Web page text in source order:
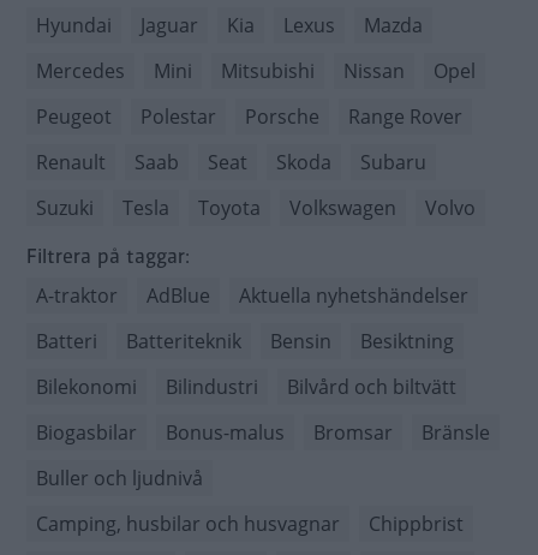
Hyundai
Jaguar Kia Lexus
Mazda
Mercedes
Mini Mitsubishi Nissan
Opel
Peugeot
Polestar Porsche
Range Rover
Renault
Saab Seat Skoda
Subaru
Suzuki
Tesla Toyota Volkswagen Volvo
Filtrera på taggar:
A-traktor AdBlue
Aktuella nyhetshändelser
Batteri
Batteriteknik Bensin
Besiktning
Bilekonomi
Bilindustri
Bilvård och biltvätt
Biogasbilar
Bonus-malus Bromsar
Bränsle
Buller och ljudnivå
Camping, husbilar och husvagnar
Chippbrist